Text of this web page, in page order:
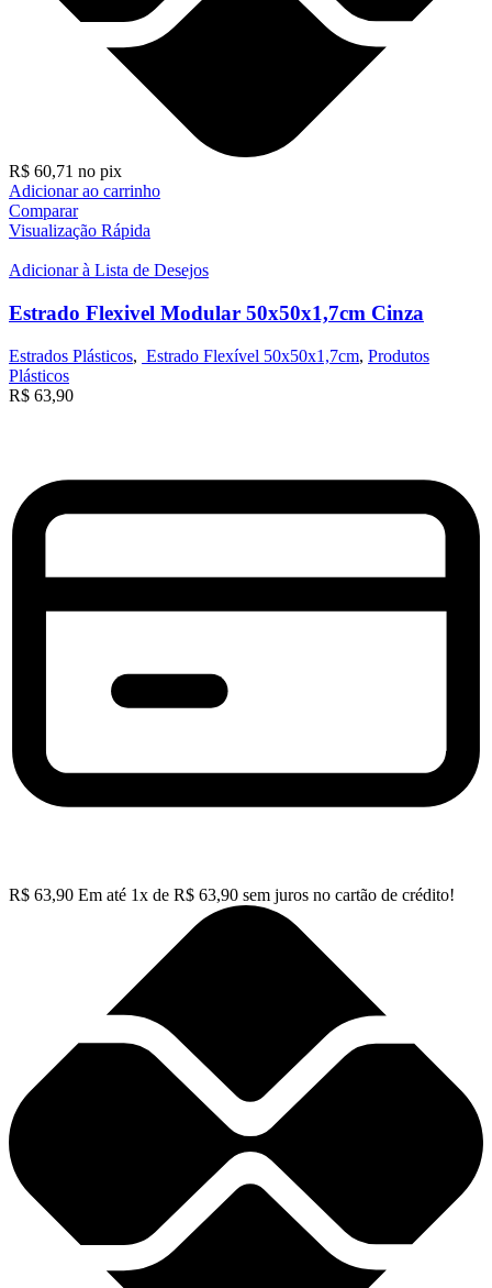
R$ 60,71 no pix
Adicionar ao carrinho
Comparar
Visualização Rápida
Adicionar à Lista de Desejos
Estrado Flexivel Modular 50x50x1,7cm Cinza
Estrados Plásticos, Estrado Flexível 50x50x1,7cm, Produtos
Plásticos
R$ 63,90
R$ 63,90 Em até 1x de R$ 63,90 sem juros no cartão de crédito!